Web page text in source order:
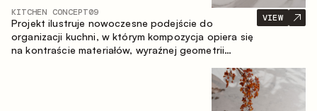
KITCHEN CONCEPT09
Projekt ilustruje nowoczesne podejście do
organizacji kuchni, w którym kompozycja opiera się
na kontraście materiałów, wyraźnej geometrii
stref przechowywania. Układ prosty z wyspą
buduje logiczną strukturę przestrzeni oraz tworzy
wygodną oś komunikacyjną między strefami
VIEW